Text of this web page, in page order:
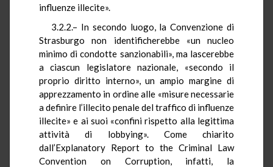
influenze illecite».
3.2.2.– In secondo luogo, la Convenzione di
Strasburgo non identificherebbe «un nucleo
minimo di condotte sanzionabili», ma lascerebbe
a ciascun legislatore nazionale, «secondo il
proprio diritto interno», un ampio margine di
apprezzamento in ordine alle «misure necessarie
a definire l’illecito penale del traffico di influenze
illecite» e ai suoi «confini rispetto alla legittima
attività di lobbying». Come chiarito
dall’Explanatory Report to the Criminal Law
Convention on Corruption, infatti, la